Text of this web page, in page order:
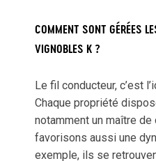
COMMENT SONT GÉRÉES
VIGNOBLES K ?
Le fil conducteur, c’est
Chaque propriété
notamment un maître
favorisons aussi une
exemple, ils se